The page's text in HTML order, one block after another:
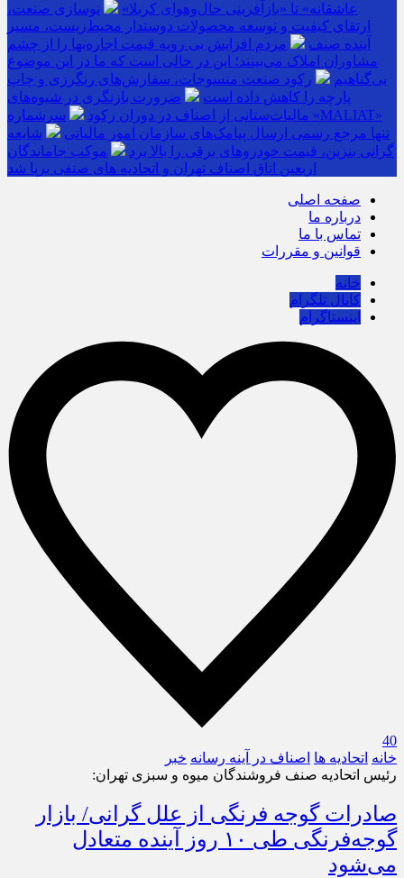
عاشقانه» تا «بازآفرینی حال‌وهوای کربلا»
نوسازی صنعت،
ارتقای کیفیت و توسعه محصولات دوستدار محیط‌زیست، مسیر
آینده صنف
مردم افزایش بی رویه قیمت اجاره‌بها را از چشم
مشاوران املاک می‌بینند؛ این در حالی است که ما در این موضوع
بی‌گناهیم
رکود صنعت منسوجات، سفارش‌های رنگرزی و چاپ
پارچه را کاهش داده است
ضرورت بازنگری در شیوه‌های
مالیات‌ستانی از اصناف در دوران رکود
سرشماره «MALIAT»
تنها مرجع رسمی ارسال پیامک‌های سازمان امور مالیاتی
شایعه
گرانی بنزین، قیمت خودروهای برقی را بالا برد
موکب جاماندگان
اربعین اتاق اصناف تهران و اتحادیه های صنفی برپا شد
صفحه اصلی
درباره ما
تماس با ما
قوانین و مقررات
خانه
کانال تلگرام
اینستاگرام
40
خانه اتحادیه ها اصناف در آینه رسانه خبر
رئیس اتحادیه صنف فروشندگان میوه و سبزی تهران:
صادرات گوجه فرنگی از علل گرانی/ بازار
گوجه‌فرنگی طی ۱۰ روز آینده متعادل
می‌شود